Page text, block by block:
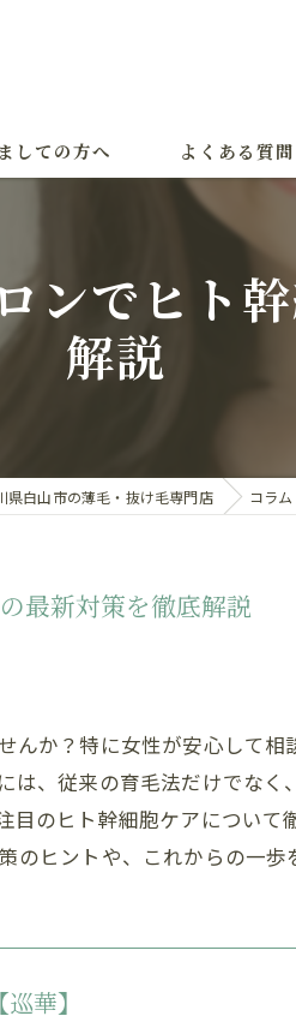
しての方へ よくある質問
ンでヒト
解説
県白山市の薄毛・抜け毛専門店 コラム
最新対策を徹底解説
か？特に女性が安心して
、従来の育毛法だけでな
のヒト幹細胞ケアについ
ヒントや、これからの一歩
華】